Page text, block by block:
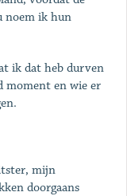
noem ik hun
ik dat heb durven
moment en wie er
mijn
doorgaans